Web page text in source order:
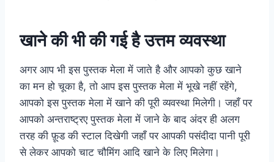
खाने की भी की गई है उत्तम व्यवस्था
अगर आप भी इस पुस्तक मेला में जाते है और आपको कुछ खाने
का मन हो चूका है, तो आप इस पुस्तक मेला में भूखे नहीं रहेंगे,
आपको इस पुस्तक मेला में खाने की पूरी व्यवस्था मिलेगी। जहाँ पर
आपको अन्तराष्ट्रए पुस्तक मेला में जाने के बाद अंदर ही अलग
तरह की फ़ूड की स्टाल दिखेगी जहाँ पर आपकी पसंदीदा पानी पूरी
से लेकर आपको चाट चौमिंग आदि खाने के लिए मिलेगा।